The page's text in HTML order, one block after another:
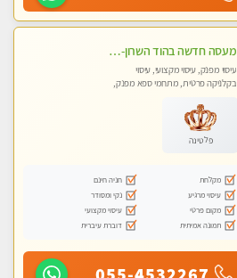
מעסה חדשה בהוד השרון-מוזמן לחוויה בלתי נשכחת!!!עיסוי מפנק ביותר במקום פרטי לחלוטין
עיסוי מפנק, עיסוי מקצועי, עיסוי
בקלניקה פרטית, מתחמי ספא מפנק,
פלטינה
מקלחת
חניה חינם
עיסוי מרגיע
נקי ומסודר
מקום פרטי
עיסוי מקצועי
תמונה אמיתית
דוברת עיברית